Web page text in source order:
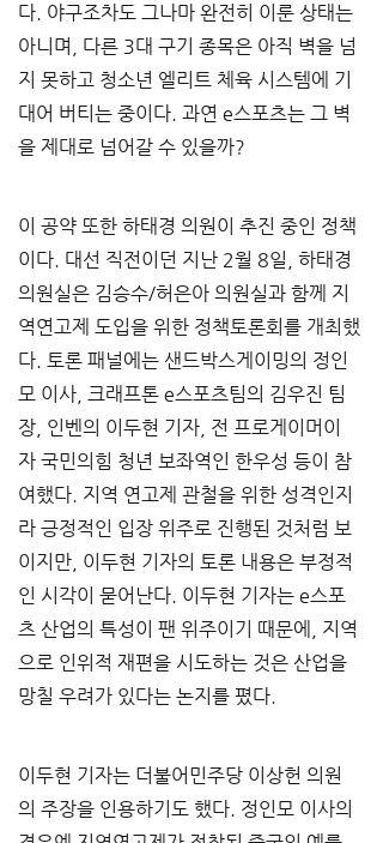
다. 야구조차도 그나마 완전히 이룬 상태는
아니며, 다른 3대 구기 종목은 아직 벽을 넘
지 못하고 청소년 엘리트 체육 시스템에 기
대어 버티는 중이다. 과연 e스포츠는 그 벽
을 제대로 넘어갈 수 있을까?
이 공약 또한 하태경 의원이 추진 중인 정책
이다. 대선 직전이던 지난 2월 8일, 하태경
의원실은 김승수/허은아 의원실과 함께 지
역연고제 도입을 위한 정책토론회를 개최했
다. 토론 패널에는 샌드박스게이밍의 정인
모 이사, 크래프톤 e스포츠팀의 김우진 팀
장, 인벤의 이두현 기자, 전 프로게이머이
자 국민의힘 청년 보좌역인 한우성 등이 참
여했다. 지역 연고제 관철을 위한 성격인지
라 긍정적인 입장 위주로 진행된 것처럼 보
이지만, 이두현 기자의 토론 내용은 부정적
인 시각이 묻어난다. 이두현 기자는 e스포
츠 산업의 특성이 팬 위주이기 때문에, 지역
으로 인위적 재편을 시도하는 것은 산업을
망칠 우려가 있다는 논지를 폈다.
이두현 기자는 더불어민주당 이상헌 의원
의 주장을 인용하기도 했다. 정인모 이사의